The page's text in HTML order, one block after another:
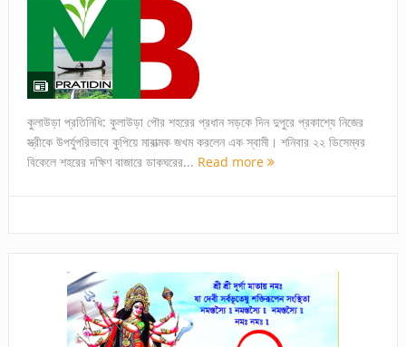
কুলাউড়া প্রতিনিধি: কুলাউড়া পৌর শহরের প্রধান সড়কে দিন দুপুরে প্রকাশ্যে নিজের
স্ত্রীকে উপর্যুপরিভাবে কুপিয়ে মারাত্মক জখম করলেন এক স্বামী। শনিবার ২২ ডিসেম্বর
বিকেলে শহরের দক্ষিণ বাজারে ডাকঘরের... Read more